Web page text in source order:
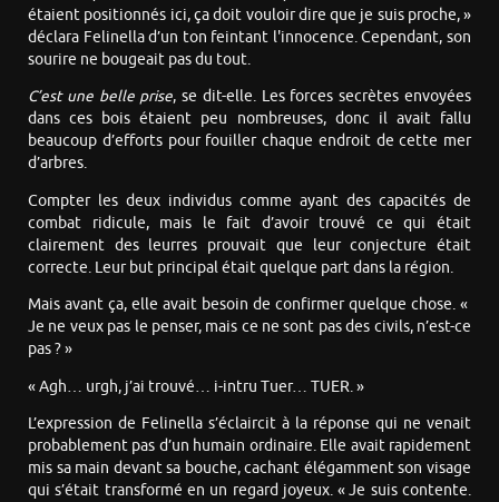
étaient positionnés ici, ça doit vouloir dire que je suis proche, »
déclara Felinella d’un ton feintant l'innocence. Cependant, son
sourire ne bougeait pas du tout.
C’est une belle prise, se dit-elle. Les forces secrètes envoyées
dans ces bois étaient peu nombreuses, donc il avait fallu
beaucoup d’efforts pour fouiller chaque endroit de cette mer
d’arbres.
Compter les deux individus comme ayant des capacités de
combat ridicule, mais le fait d’avoir trouvé ce qui était
clairement des leurres prouvait que leur conjecture était
correcte. Leur but principal était quelque part dans la région.
Mais avant ça, elle avait besoin de confirmer quelque chose. «
Je ne veux pas le penser, mais ce ne sont pas des civils, n’est-ce
pas ? »
« Agh… urgh, j’ai trouvé… i-intru Tuer… TUER. »
L’expression de Felinella s’éclaircit à la réponse qui ne venait
probablement pas d’un humain ordinaire. Elle avait rapidement
mis sa main devant sa bouche, cachant élégamment son visage
qui s’était transformé en un regard joyeux. « Je suis contente.